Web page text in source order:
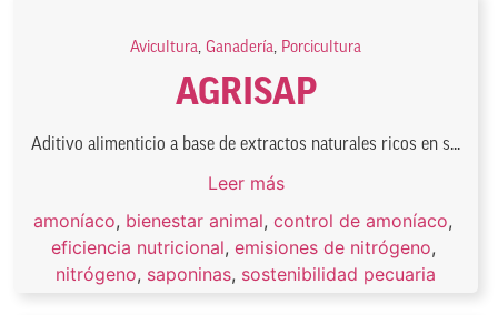
Avicultura, Ganadería, Porcicultura
AGRISAP
Aditivo alimenticio a base de extractos naturales ricos en s...
Leer más
amoníaco, bienestar animal, control de amoníaco,
eficiencia nutricional, emisiones de nitrógeno,
nitrógeno, saponinas, sostenibilidad pecuaria